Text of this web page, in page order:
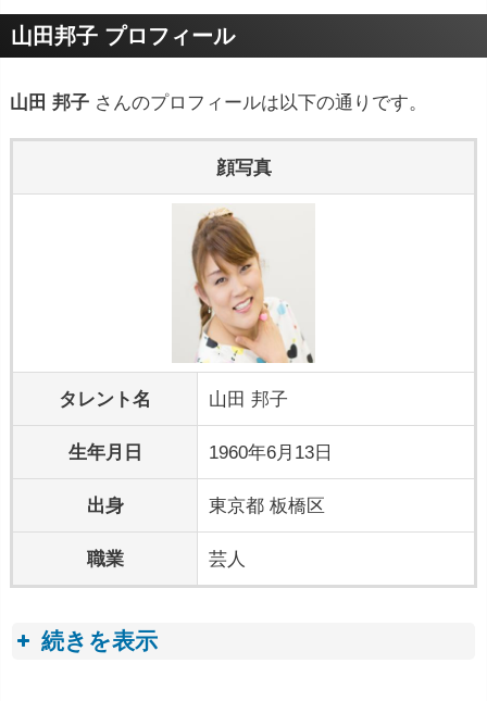
山田邦子 プロフィール
山田 邦子 さんのプロフィールは以下の通りです。
顔写真
タレント名 山田 邦子
生年月日 1960年6月13日
出身 東京都 板橋区
職業 芸人
続きを表示